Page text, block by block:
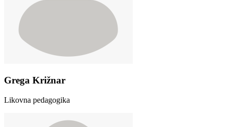
Grega Križnar
Likovna pedagogika